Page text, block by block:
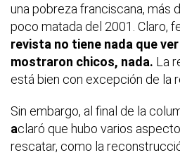
una pobreza franciscana, más
poco matada del 2001. Claro,
revista no tiene nada que
mostraron chicos, nada. La
está bien con excepción de la
Sin embargo, al final de la
aclaró que hubo varios
rescatar, como la